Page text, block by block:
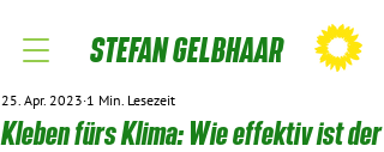
STEFAN GELBHAAR
Kleben fürs Klima: Wie effektiv ist der
25. Apr. 2023 1 Min. Lesezeit